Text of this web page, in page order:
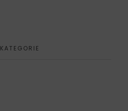
KATEGORIE